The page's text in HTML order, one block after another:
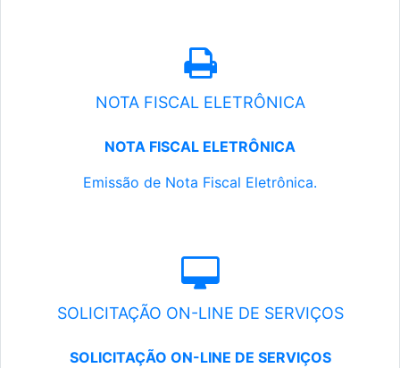
NOTA FISCAL ELETRÔNICA
NOTA FISCAL ELETRÔNICA
Emissão de Nota Fiscal Eletrônica.
SOLICITAÇÃO ON-LINE DE SERVIÇOS
SOLICITAÇÃO ON-LINE DE SERVIÇOS